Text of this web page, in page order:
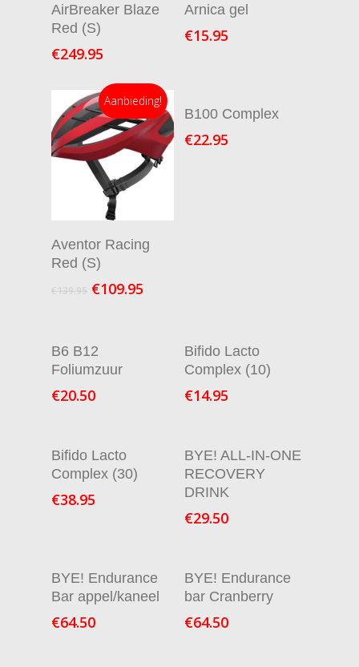
AirBreaker Blaze
Red (S)
€249.95
Arnica gel
€15.95
Aanbieding!
In Winkelmand
Aventor Racing
Red (S)
€ 139.95 €109.95
In Winkelmand
B100 Complex
€22.95
In Winkelmand
B6 B12
Foliumzuur
€20.50
In Winkelmand
Bifido Lacto
Complex (10)
€14.95
In Winkelmand
Bifido Lacto
Complex (30)
€38.95
In Winkelmand
BYE! ALL-IN-ONE
RECOVERY
DRINK
€29.50
In Winkelmand
BYE! Endurance
Bar appel/kaneel
€64.50
In Winkelmand
BYE! Endurance
bar Cranberry
€64.50